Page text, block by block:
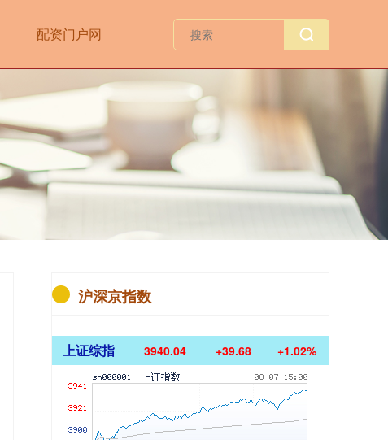
配资门户网
沪深京指数
上证综指 3940.04 +39.68 +1.02%